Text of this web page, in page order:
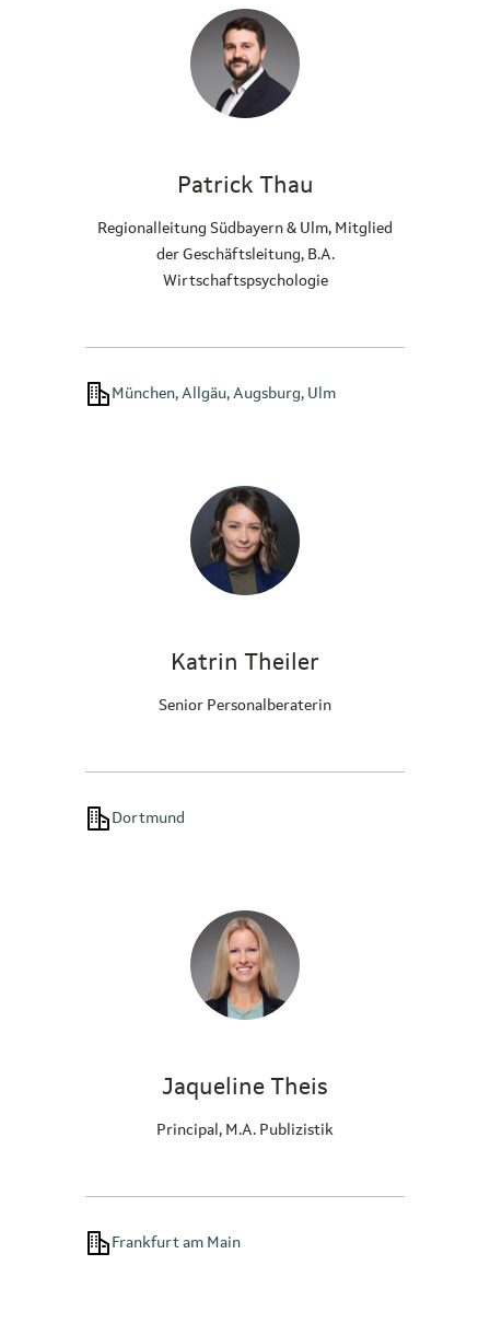
Patrick Thau
Regionalleitung Südbayern & Ulm, Mitglied
der Geschäftsleitung, B.A.
Wirtschaftspsychologie
München, Allgäu, Augsburg, Ulm
Katrin Theiler
Senior Personalberaterin
Dortmund
Jaqueline Theis
Principal, M.A. Publizistik
Frankfurt am Main